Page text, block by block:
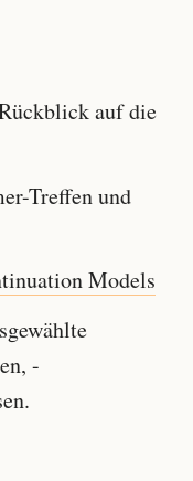
auf die
Treffen und
Models
-